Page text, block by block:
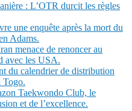
: L’OTR durcit les règles
une enquête après la mort du
Adams.
menace de renoncer au
avec les USA.
du calendrier de distribution
Togo.
Taekwondo Club, le
et de l’excellence.